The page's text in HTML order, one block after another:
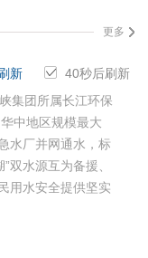
更多
40秒后刷新
新
集团所属长江环保
中地区规模最大
水厂并网通水，标
双水源互为备援、
用水安全提供坚实